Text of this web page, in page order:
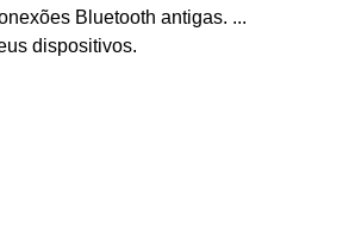
Bluetooth antigas. ...
dispositivos.